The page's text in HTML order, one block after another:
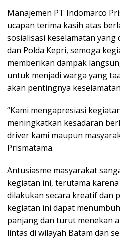
Manajemen PT Indomarco
ucapan terima kasih atas
sosialisasi keselamatan yang
dan Polda Kepri, semoga
memberikan dampak
untuk menjadi warga yang
akan pentingnya
“Kami mengapresiasi
meningkatkan kesadaran
driver kami maupun
Prismatama.
Antusiasme masyarakat
kegiatan ini, terutama
dilakukan secara kreatif dan
kegiatan ini dapat
panjang dan turut menekan
lintas di wilayah Batam dan